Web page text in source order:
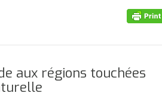
aux régions touchées